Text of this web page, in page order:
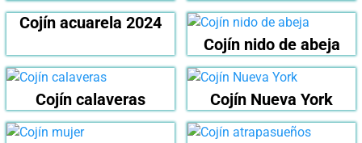
Cojín acuarela 2024
Cojín nido de abeja
Cojín calaveras Cojín Nueva York